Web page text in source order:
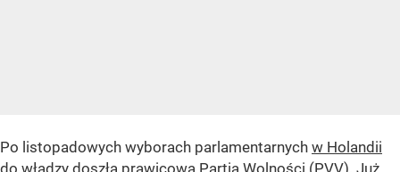
Po listopadowych wyborach parlamentarnych w Holandii